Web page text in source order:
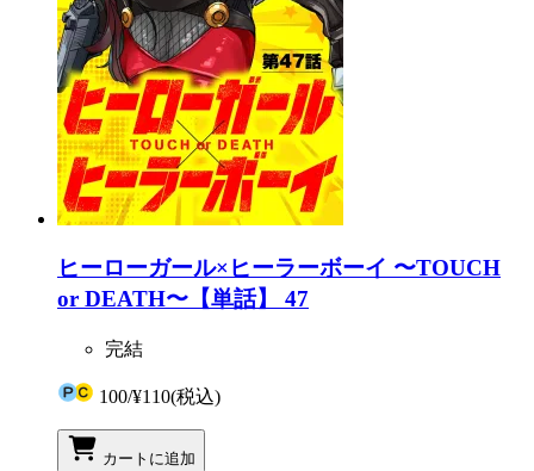
ヒーローガール×ヒーラーボーイ 〜TOUCH
or DEATH〜【単話】 47
完結
100/¥110(税込)
カートに追加